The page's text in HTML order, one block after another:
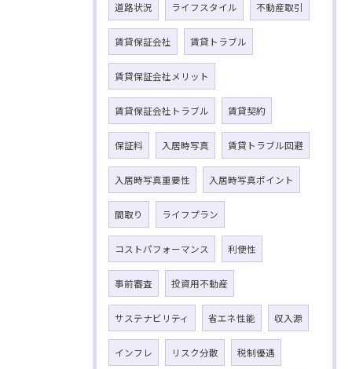
道路状況 ライフスタイル 不動産取引
賃貸保証会社 賃貸トラブル
賃貸保証会社メリット
賃貸保証会社トラブル 賃貸契約
保証料 入居時写真 賃貸トラブル回避
入居時写真重要性 入居時写真ポイント
間取り ライフプラン
コストパフォーマンス 利便性
事前審査 投資用不動産
サステナビリティ 省エネ性能 収入源
インフレ リスク分散 税制優遇